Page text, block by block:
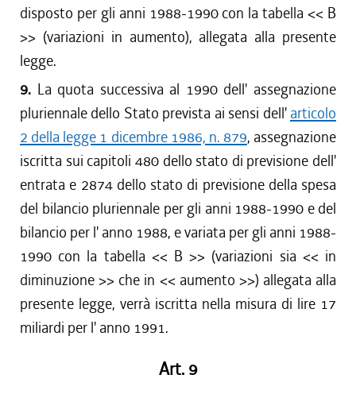
disposto per gli anni 1988-1990 con la tabella << B
>> (variazioni in aumento), allegata alla presente
legge.
9. La quota successiva al 1990 dell' assegnazione
pluriennale dello Stato prevista ai sensi dell' articolo
2 della legge 1 dicembre 1986, n. 879, assegnazione
iscritta sui capitoli 480 dello stato di previsione dell'
entrata e 2874 dello stato di previsione della spesa
del bilancio pluriennale per gli anni 1988-1990 e del
bilancio per l' anno 1988, e variata per gli anni 1988-
1990 con la tabella << B >> (variazioni sia << in
diminuzione >> che in << aumento >>) allegata alla
presente legge, verrà iscritta nella misura di lire 17
miliardi per l' anno 1991.
Art. 9